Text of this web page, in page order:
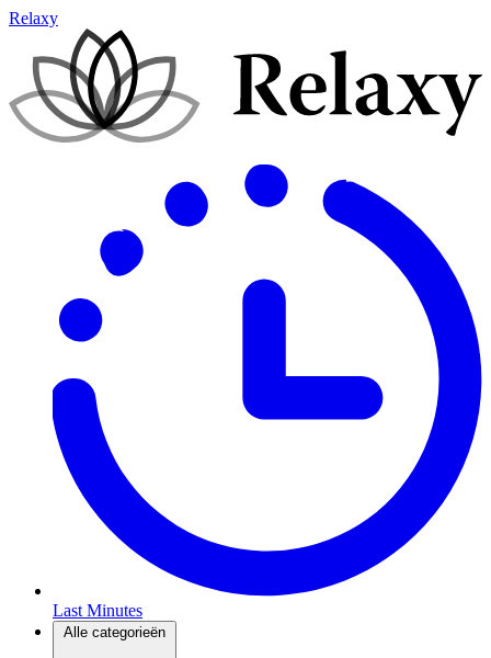
Relaxy
Last Minutes
Alle categorieën